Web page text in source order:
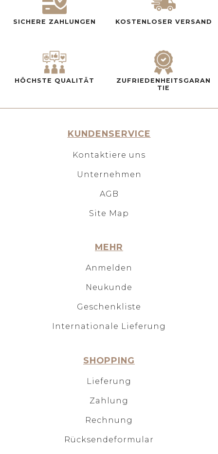
SICHERE ZAHLUNGEN KOSTENLOSER VERSAND
HÖCHSTE QUALITÄT
ZUFRIEDENHEITSGARAN
TIE
KUNDENSERVICE
Kontaktiere uns
Unternehmen
AGB
Site Map
MEHR
Anmelden
Neukunde
Geschenkliste
Internationale Lieferung
SHOPPING
Lieferung
Zahlung
Rechnung
Rücksendeformular